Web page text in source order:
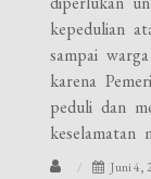
kepedulian
sampai
karena
peduli dan
keselamatan
Juni 4,